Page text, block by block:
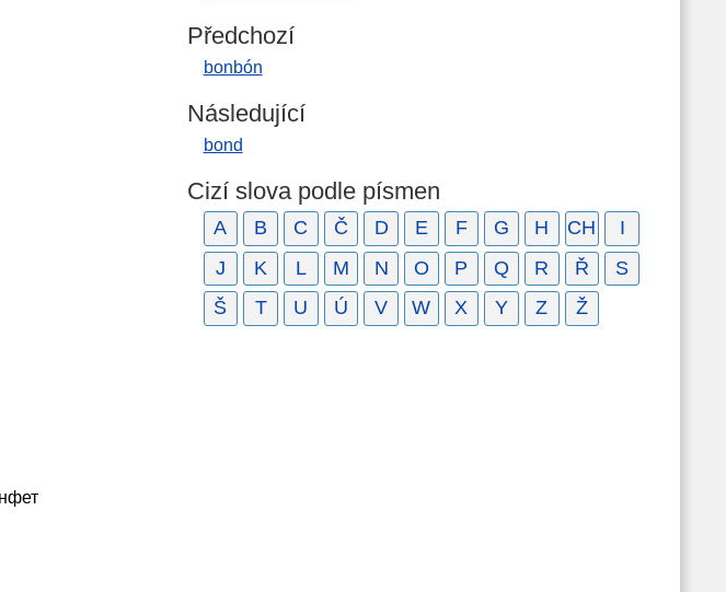
Předchozí
bonbón
Následující
bond
Cizí slova podle písmen
A B C Č D E F G H CH
I
J
K L M N O P Q R Ř
S
Š
T U Ú V W X Y Z Ž